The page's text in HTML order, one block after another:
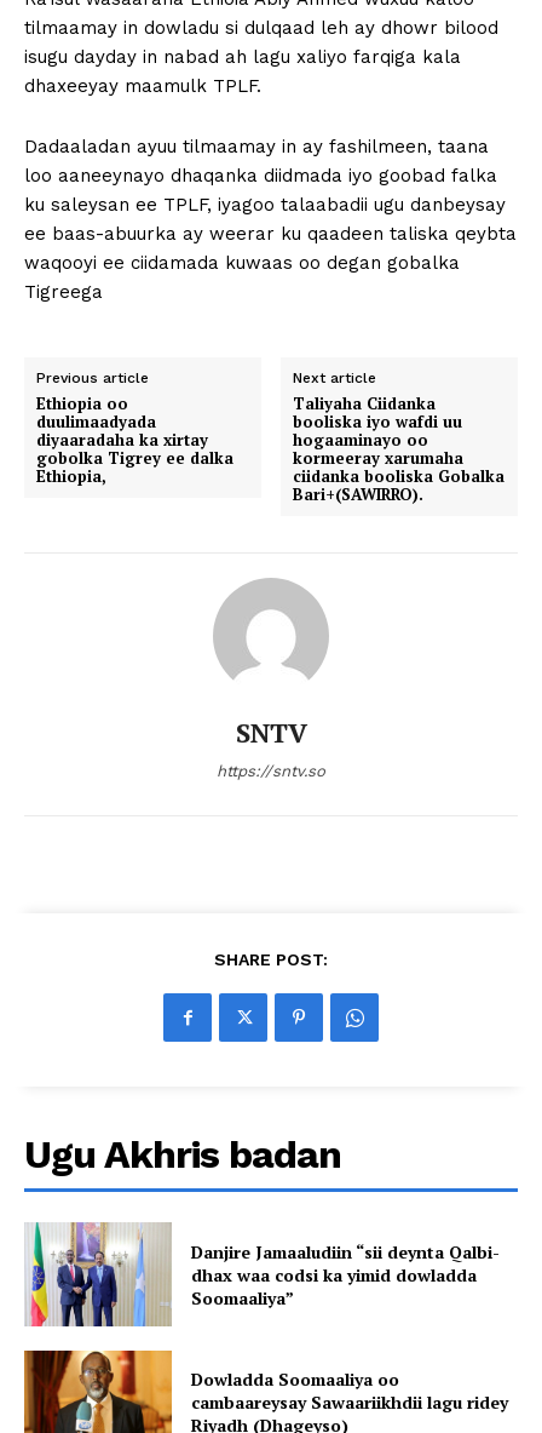
tilmaamay in dowladu si dulqaad leh ay dhowr bilood
isugu dayday in nabad ah lagu xaliyo farqiga kala
dhaxeeyay maamulk TPLF.
Dadaaladan ayuu tilmaamay in ay fashilmeen, taana
loo aaneeynayo dhaqanka diidmada iyo goobad falka
ku saleysan ee TPLF, iyagoo talaabadii ugu danbeysay
ee baas-abuurka ay weerar ku qaadeen taliska qeybta
waqooyi ee ciidamada kuwaas oo degan gobalka
Tigreega
Previous article
Ethiopia oo
duulimaadyada
diyaaradaha ka xirtay
gobolka Tigrey ee dalka
Ethiopia,
Next article
Taliyaha Ciidanka
booliska iyo wafdi uu
hogaaminayo oo
kormeeray xarumaha
ciidanka booliska Gobalka
Bari+(SAWIRRO).
SNTV
https://sntv.so
SHARE POST:
Ugu Akhris badan
Danjire Jamaaludiin “sii deynta Qalbi-
dhax waa codsi ka yimid dowladda
Soomaaliya”
Dowladda Soomaaliya oo
cambaareysay Sawaariikhdii lagu ridey
Riyadh (Dhageyso)